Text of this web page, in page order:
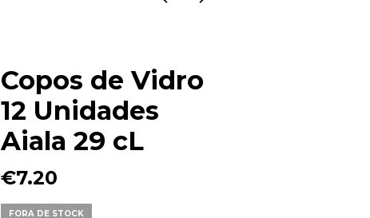
Copos de Vidro
12 Unidades
Aiala 29 cL
€7.20
FORA DE STOCK